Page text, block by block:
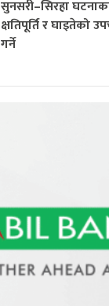
सुनसरी–सिरहा
क्षतिपूर्ति र घाइतेको
गर्ने